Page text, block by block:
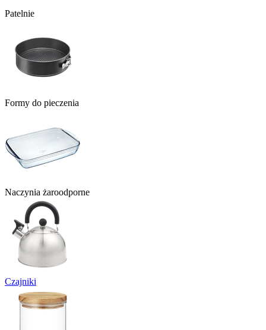
Patelnie
Formy do pieczenia
Naczynia żaroodporne
Czajniki